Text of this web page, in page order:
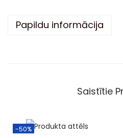
Papildu informācija
Saistītie
-50%